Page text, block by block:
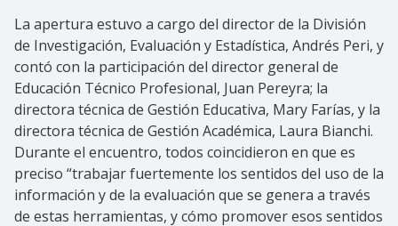
La apertura estuvo a cargo del director de la División
de Investigación, Evaluación y Estadística, Andrés Peri, y
contó con la participación del director general de
Educación Técnico Profesional, Juan Pereyra; la
directora técnica de Gestión Educativa, Mary Farías, y la
directora técnica de Gestión Académica, Laura Bianchi.
Durante el encuentro, todos coincidieron en que es
preciso “trabajar fuertemente los sentidos del uso de la
información y de la evaluación que se genera a través
de estas herramientas, y cómo promover esos sentidos